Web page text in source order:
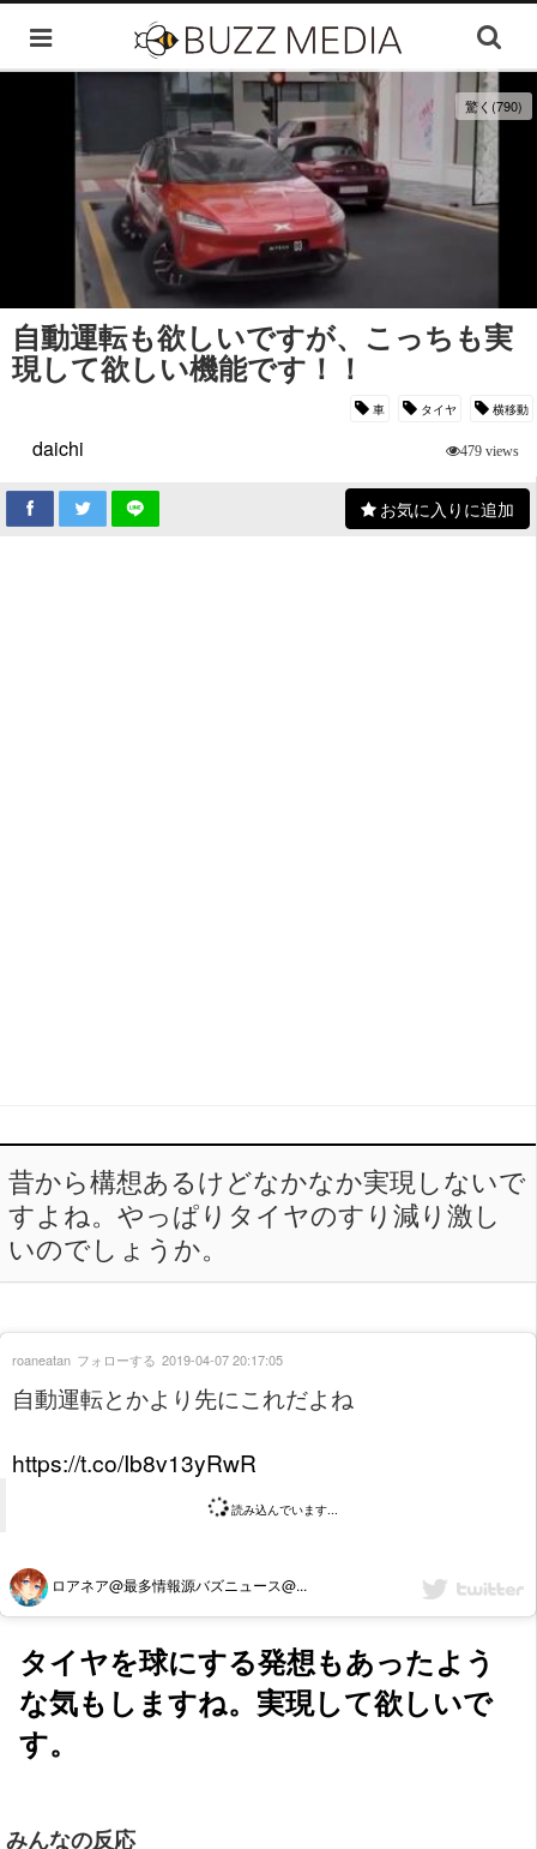
驚く(790)
自動運転も欲しいですが、こっちも実
現して欲しい機能です！！
車 タイヤ 横移動
daichi 479 views
お気に入りに追加
昔から構想あるけどなかなか実現しないで
すよね。やっぱりタイヤのすり減り激し
いのでしょうか。
自動運転とかより先にこれだよね
https://t.co/Ib8v13yRwR
読み込んでいます...
ロアネア@最多情報源バズニュース@...
roaneatan フォローする 2019-04-07 20:17:05
タイヤを球にする発想もあったよう
な気もしますね。実現して欲しいで
す。
みんなの反応